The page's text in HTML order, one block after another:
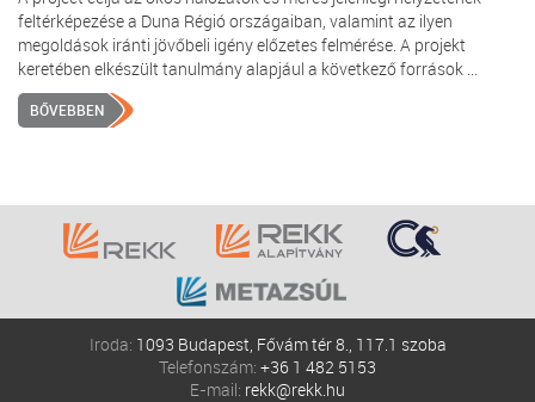
feltérképezése a Duna Régió országaiban, valamint az ilyen
megoldások iránti jövőbeli igény előzetes felmérése. A projekt
keretében elkészült tanulmány alapjául a következő források ...
BŐVEBBEN
Iroda: 1093 Budapest, Fővám tér 8., 117.1 szoba
Telefonszám: +36 1 482 5153
E-mail: rekk@rekk.hu